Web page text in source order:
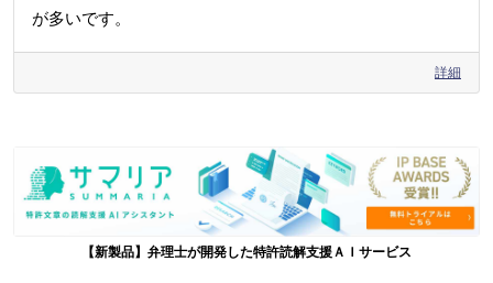
が多いです。
詳細
【新製品】弁理士が開発した特許読解支援ＡＩサービス